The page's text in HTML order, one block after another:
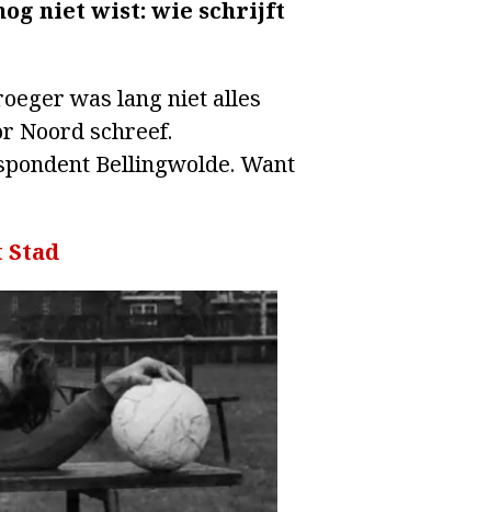
niet wist: wie schrijft
was lang niet alles
Noord schreef.
Bellingwolde. Want